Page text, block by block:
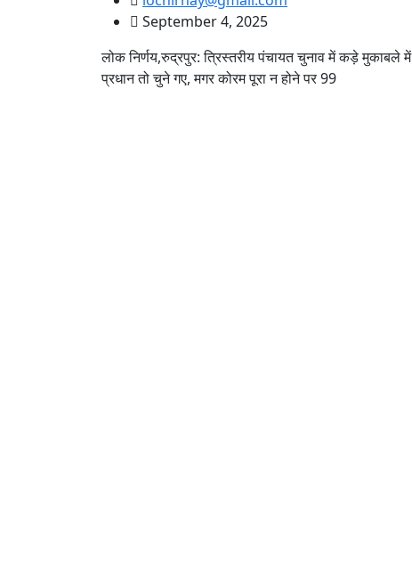
September 4, 2025
लोक निर्णय,रुद्रपुर: त्रिस्तरीय पंचायत चुनाव में कड़े मुकाबले में
प्रधान तो चुने गए, मगर कोरम पूरा न होने पर 99